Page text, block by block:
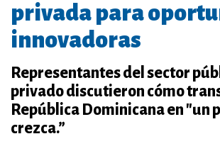
privada para
innovadoras
Representantes del sector
privado discutieron cómo
República Dominicana en "un
crezca.”